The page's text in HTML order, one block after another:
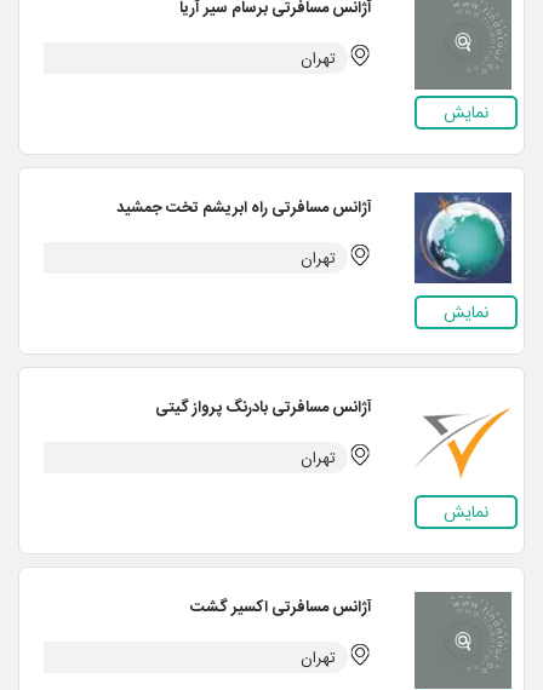
آژانس مسافرتی برسام سیر آریا
تهران
نمایش
آژانس مسافرتی راه ابریشم تخت جمشید
تهران
نمایش
آژانس مسافرتی بادرنگ پرواز گیتی
تهران
نمایش
آژانس مسافرتی اکسیر گشت
تهران